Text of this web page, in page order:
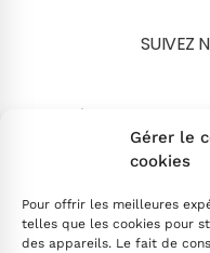
Gérer le
cookies
Pour offrir les meilleures
telles que les cookies pour
des appareils. Le fait de
SUIVEZ
Search